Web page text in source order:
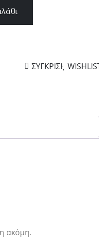
ΣΥΓΚΡΙΣΗ WISHLIST
ακόμη.